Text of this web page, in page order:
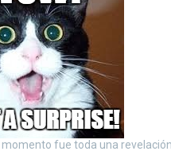
momento fue toda una revelación.